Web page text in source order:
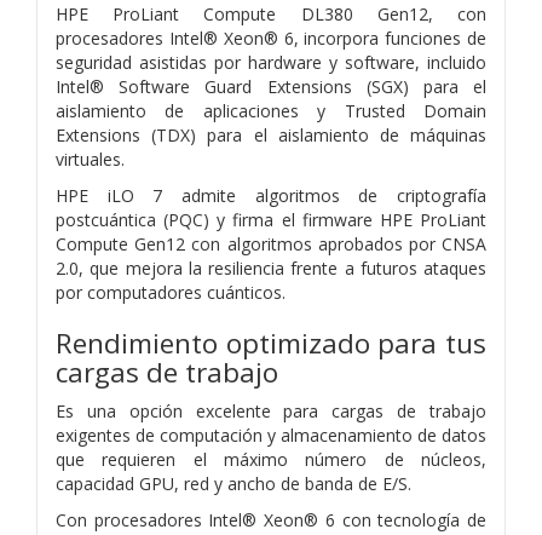
HPE ProLiant Compute DL380 Gen12, con
procesadores Intel® Xeon® 6, incorpora funciones de
seguridad asistidas por hardware y software, incluido
Intel® Software Guard Extensions (SGX) para el
aislamiento de aplicaciones y Trusted Domain
Extensions (TDX) para el aislamiento de máquinas
virtuales.
HPE iLO 7 admite algoritmos de criptografía
postcuántica (PQC) y firma el firmware HPE ProLiant
Compute Gen12 con algoritmos aprobados por CNSA
2.0, que mejora la resiliencia frente a futuros ataques
por computadores cuánticos.
Rendimiento optimizado para tus
cargas de trabajo
Es una opción excelente para cargas de trabajo
exigentes de computación y almacenamiento de datos
que requieren el máximo número de núcleos,
capacidad GPU, red y ancho de banda de E/S.
Con procesadores Intel® Xeon® 6 con tecnología de